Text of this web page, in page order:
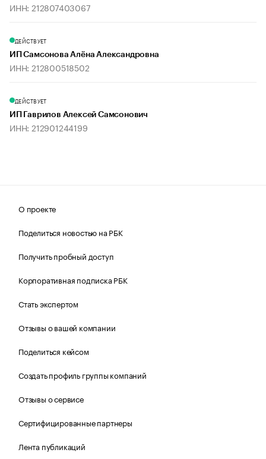
ИНН: 212807403067
ДЕЙСТВУЕТ
ИП Самсонова Алёна Александровна
ИНН: 212800518502
ДЕЙСТВУЕТ
ИП Гаврилов Алексей Самсонович
ИНН: 212901244199
О проекте
Поделиться новостью на РБК
Получить пробный доступ
Корпоративная подписка РБК
Стать экспертом
Отзывы о вашей компании
Поделиться кейсом
Создать профиль группы компаний
Отзывы о сервисе
Сертифицированные партнеры
Лента публикаций